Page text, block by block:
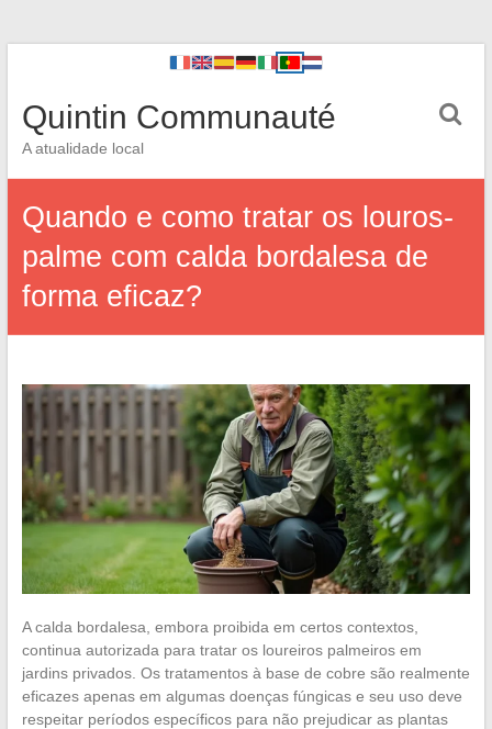
Quintin Communauté
A atualidade local
Quando e como tratar os louros-
palme com calda bordalesa de
forma eficaz?
A calda bordalesa, embora proibida em certos contextos,
continua autorizada para tratar os loureiros palmeiros em
jardins privados. Os tratamentos à base de cobre são realmente
eficazes apenas em algumas doenças fúngicas e seu uso deve
respeitar períodos específicos para não prejudicar as plantas